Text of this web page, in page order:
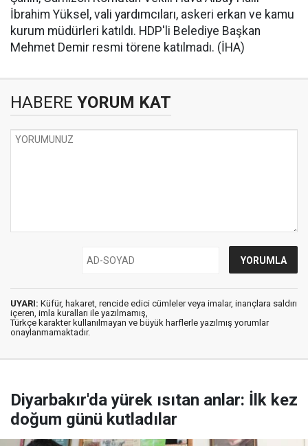
İbrahim Yüksel, vali yardımcıları, askeri erkan ve kamu
kurum müdürleri katıldı. HDP'li Belediye Başkan
Mehmet Demir resmi törene katılmadı. (İHA)
HABERE YORUM KAT
UYARI: Küfür, hakaret, rencide edici cümleler veya imalar, inançlara saldırı
içeren, imla kuralları ile yazılmamış,
Türkçe karakter kullanılmayan ve büyük harflerle yazılmış yorumlar
onaylanmamaktadır.
Diyarbakır'da yürek ısıtan anlar: İlk kez
doğum günü kutladılar